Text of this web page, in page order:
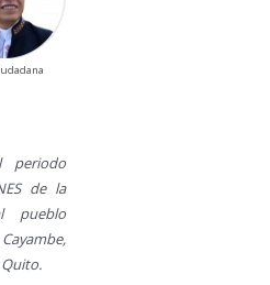
periodo
de la
pueblo